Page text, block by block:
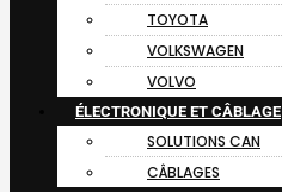
TOYOTA
VOLKSWAGEN
VOLVO
ÉLECTRONIQUE ET CÂBLAGE
SOLUTIONS CAN
CÂBLAGES